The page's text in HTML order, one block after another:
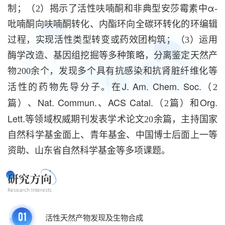
制；（2）揭示了活性呋喃酮和非典型安莎霉素中α-
吡喃酮向呋喃酮转化、内酯环向全碳环转化的环编辑
过程，实现活性类型转变或药效团构筑；（3）运用
酶学改造、基因组挖掘等多种策略，分离鉴定天然产
物200余个，发现多个具有抗感染和抗肾脏纤维化等
活性的药物先导分子。 在 J. Am. Chem. Soc. （2
篇）、 Nat. Commun. 、 ACS Catal. （2篇） 和Org.
Lett.等领域权威期刊发表学术论文20余篇，主持国家
自然科学基金面上、青年基金、中国博士后面上一等
资助、山东省自然科学基金等多项课题。
研究方向
Research Interests
01 活性天然产物发现及生物合成